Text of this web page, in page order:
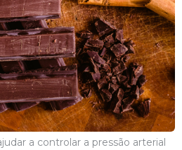
a controlar a pressão arterial